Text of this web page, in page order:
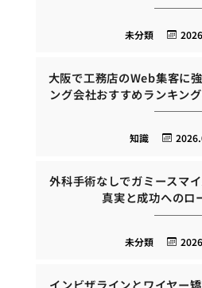
未分類
大阪で工務店のWeb集客に
ング会社おすすめランキン
知識
外科手術なしでガミースマ
真実と成功へのロ
未分類
インビザラインとワイヤー